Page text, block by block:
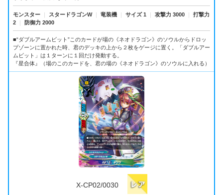
モンスター ｜ スタードラゴンW ｜ 竜装機 ｜ サイズ 1 ｜ 攻撃力 3000 ｜
打撃力
2
｜ 防御力 2000
■“ダブルアームビット”このカードが場の《ネオドラゴン》のソウルからドロッ
プゾーンに置かれた時、君のデッキの上から２枚をゲージに置く。「ダブルアー
ムビット」は１ターンに１回だけ発動する。
『星合体』（場のこのカードを、君の場の《ネオドラゴン》のソウルに入れる）
X-CP02/0030